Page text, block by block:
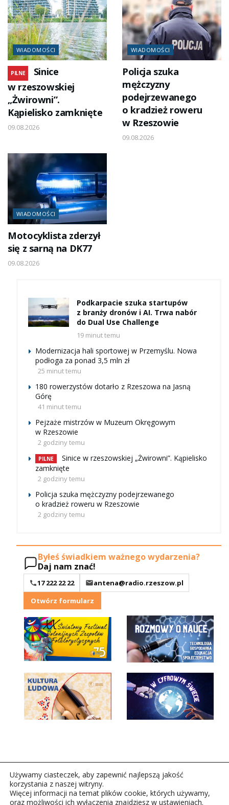
WIADOMOŚCI
PILNE
Sinice
w rzeszowskiej
„Żwirowni”.
Kąpielisko zamknięte
09.08.2026
WIADOMOŚCI
Policja szuka
mężczyzny
podejrzewanego
o kradzież roweru
w Rzeszowie
09.08.2026
WIADOMOŚCI
Motocyklista zderzył
się z sarną na DK77
09.08.2026
Podkarpacie szuka startupów
z branży dronów i AI. Trwa nabór
do Dual Use Challenge
19 minut temu
Modernizacja hali sportowej w Przemyślu. Nowa
podłoga za ponad 3,5 mln zł
25 minut temu
180 rowerzystów dotarło z Rzeszowa na Jasną
Górę
41 minut temu
Pejzaże mistrzów w Muzeum Okręgowym
w Rzeszowie
2 godziny temu
PILNE
Sinice w rzeszowskiej „Żwirowni”. Kąpielisko
zamknięte
2 godziny temu
Policja szuka mężczyzny podejrzewanego
o kradzież roweru w Rzeszowie
2 godziny temu
Byłeś świadkiem ważnego wydarzenia?
Daj nam znać!
17 222 22 22
antena@radio.rzeszow.pl
Otwórz formularz
Używamy ciasteczek, aby zapewnić najlepszą jakość
korzystania z naszej witryny.
Więcej informacji na temat plików cookie, których używamy,
oraz możliwości ich wyłączenia znajdziesz w ustawieniach.